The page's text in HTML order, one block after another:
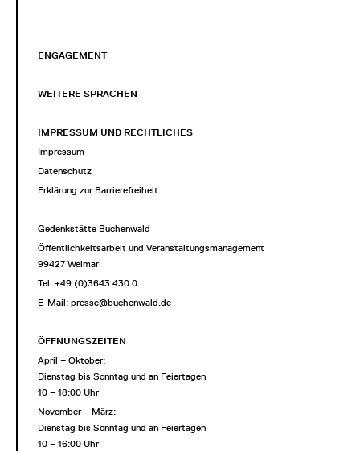
ENGAGEMENT
WEITERE SPRACHEN
IMPRESSUM UND RECHTLICHES
Impressum
Datenschutz
Erklärung zur Barrierefreiheit
Gedenkstätte Buchenwald
Öffentlichkeitsarbeit und Veranstaltungsmanagement
99427 Weimar
Tel: +49 (0)3643 430 0
E-Mail: presse@buchenwald.de
ÖFFNUNGSZEITEN
April – Oktober:
Dienstag bis Sonntag und an Feiertagen
10 – 18:00 Uhr
November – März:
Dienstag bis Sonntag und an Feiertagen
10 – 16:00 Uhr